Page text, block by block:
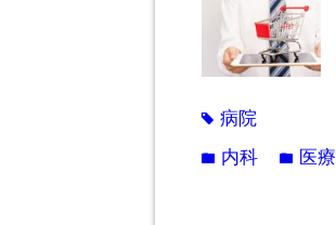
tag 病院
folder 内科 folder 医療